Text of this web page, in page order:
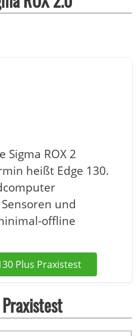
ROX 2
heißt Edge 130.
und
offline
Plus Praxistest